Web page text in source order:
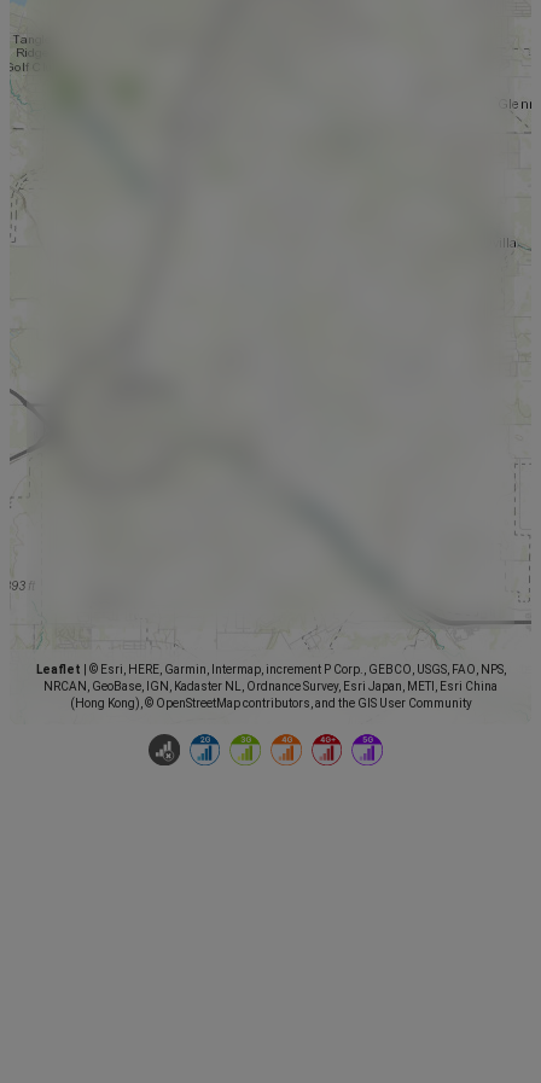
Leaflet
© Esri, HERE, Garmin, Intermap, increment P Corp., GEBCO, USGS, FAO, NPS,
NRCAN, GeoBase, IGN, Kadaster NL, Ordnance Survey, Esri Japan, METI, Esri China
(Hong Kong), © OpenStreetMap contributors, and the GIS User Community